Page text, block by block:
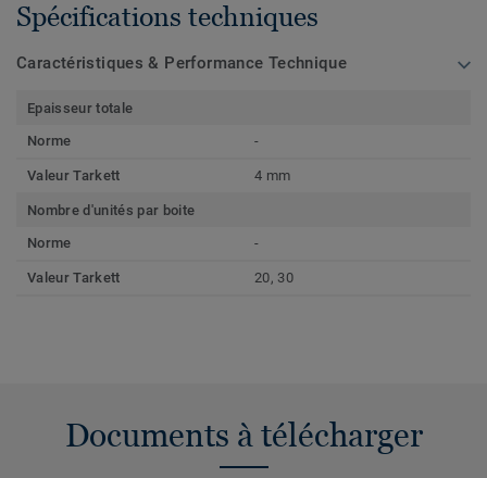
Spécifications techniques
Caractéristiques & Performance Technique
Epaisseur totale
Norme
-
Valeur Tarkett 4 mm
Nombre d'unités par boite
Norme
-
Valeur Tarkett 20, 30
Documents à télécharger